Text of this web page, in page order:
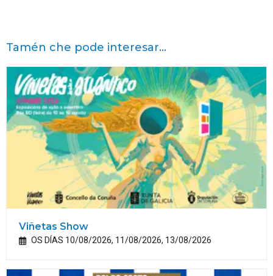
Tamén che pode interesar...
Viñetas Show
OS DÍAS 10/08/2026, 11/08/2026, 13/08/2026